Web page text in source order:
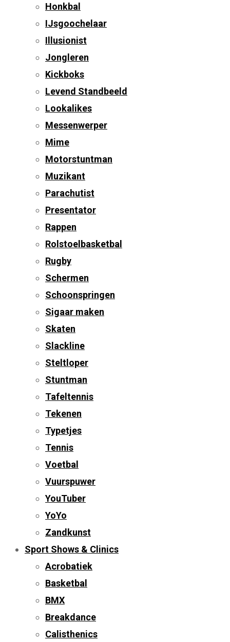
Honkbal
IJsgoochelaar
Illusionist
Jongleren
Kickboks
Levend Standbeeld
Lookalikes
Messenwerper
Mime
Motorstuntman
Muzikant
Parachutist
Presentator
Rappen
Rolstoelbasketbal
Rugby
Schermen
Schoonspringen
Sigaar maken
Skaten
Slackline
Steltloper
Stuntman
Tafeltennis
Tekenen
Typetjes
Tennis
Voetbal
Vuurspuwer
YouTuber
YoYo
Zandkunst
Sport Shows & Clinics
Acrobatiek
Basketbal
BMX
Breakdance
Calisthenics